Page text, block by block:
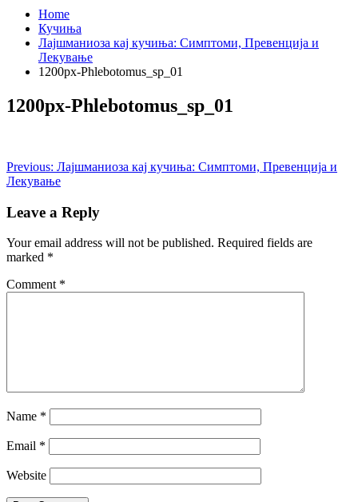
Home
Кучиња
Лајшманиоза кај кучиња: Симптоми, Превенција и
Лекување
1200px-Phlebotomus_sp_01
1200px-Phlebotomus_sp_01
Post
navigation
Previous: Лајшманиоза кај кучиња: Симптоми, Превенција и
Лекување
Leave a Reply
Your email address will not be published. Required fields are
marked *
Comment *
Name *
Email *
Website